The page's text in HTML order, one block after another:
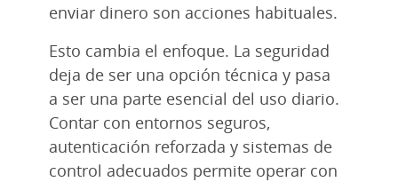
enviar dinero son acciones habituales.
Esto cambia el enfoque. La seguridad
deja de ser una opción técnica y pasa
a ser una parte esencial del uso diario.
Contar con entornos seguros,
autenticación reforzada y sistemas de
control adecuados permite operar con